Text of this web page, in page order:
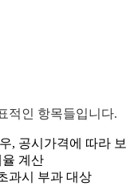
적인 항목들입니다.
, 공시가격에 따라
계산
과시 부과 대상